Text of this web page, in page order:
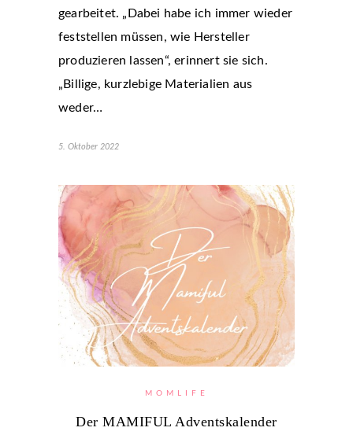
gearbeitet. „Dabei habe ich immer wieder
feststellen müssen, wie Hersteller
produzieren lassen“, erinnert sie sich.
„Billige, kurzlebige Materialien aus
weder…
5. Oktober 2022
MOMLIFE
Der MAMIFUL Advents­kalender